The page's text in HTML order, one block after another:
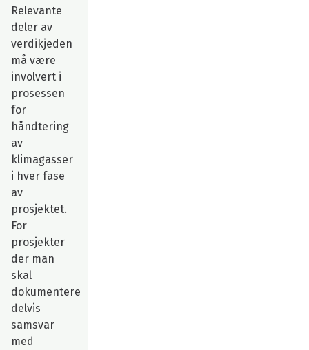
Relevante
deler av
verdikjeden
må være
involvert i
prosessen
for
håndtering
av
klimagasser
i hver fase
av
prosjektet.
For
prosjekter
der man
skal
dokumentere
delvis
samsvar
med